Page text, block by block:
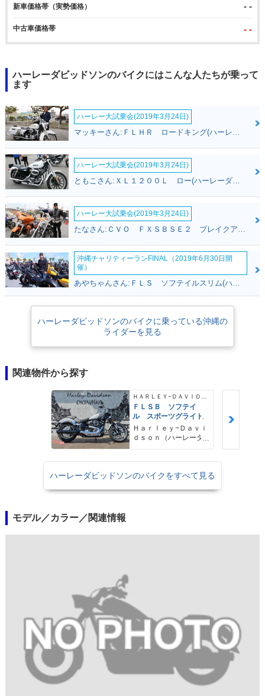
新車価格帯（実勢価格） - -
中古車価格帯 - -
ハーレーダビッドソンのバイクにはこんな人たちが乗って
ます
ハーレー大試乗会(2019年3月24日)
ハーレー大試乗会(2019年3月24日)
ハーレー大試乗会(2019年3月24日)
沖縄チャリティーランFINAL（2019年6月30日開
催）
あやちゃんさん:ＦＬＳ ソフテイルスリム(ハーレーダビッドソン)
ハーレーダビッドソンのバイクに乗っている沖縄の
ライダーを見る
関連物件から探す
ＦＬＳＢ ソフテイ
ル スポーツグライド
Ｈａｒｌｅｙ−Ｄａｖｉ
ｄｓｏｎ（ハーレーダ
ハーレーダビッドソンのバイクをすべて見る
モデル／カラー／関連情報